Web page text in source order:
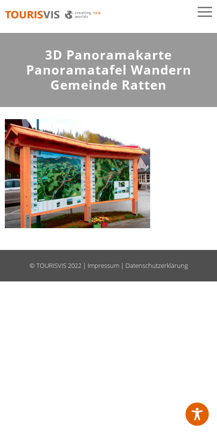
TOURISVIS
3D Panoramakarten aus Österreich
3D Panoramakarte
Panoramatafel Wandern
Gemeinde Ratten
©TOURISVIS2022 | Impressum| Datenschutzerklärung